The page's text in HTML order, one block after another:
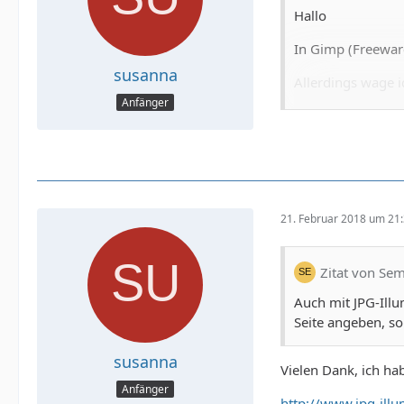
susanna
Anfänger
Hallo
In Gimp
Bilder lassen
ungleichen
werden. Da die
sinnvoll alle
Dein Wunsch
Gruss
MrMurphy
susanna
Anfänger
21. Februar 2018 um
Zitat von
Auch mit JPG-
Seite angeben,
Vielen Dank, ich